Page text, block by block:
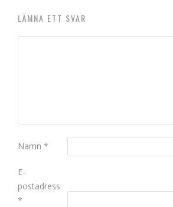
LÄMNA ETT SVAR
Namn *
E-
postadress
*